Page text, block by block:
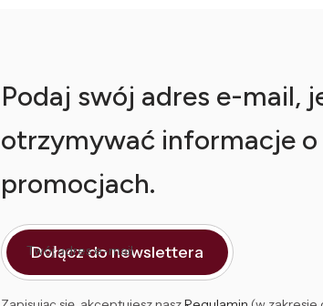
Podaj swój adres e-mail,
otrzymywać informacje o
promocjach.
Twój adres e-mail
Dołącz do newslettera